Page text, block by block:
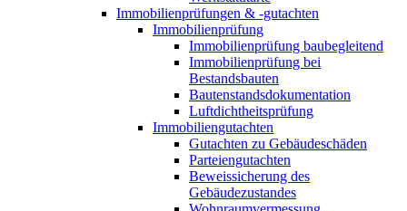
Immobilienprüfungen & -gutachten
Immobilienprüfung
Immobilienprüfung baubegleitend
Immobilienprüfung bei
Bestandsbauten
Bautenstandsdokumentation
Luftdichtheitsprüfung
Immobiliengutachten
Gutachten zu Gebäudeschäden
Parteiengutachten
Beweissicherung des
Gebäudezustandes